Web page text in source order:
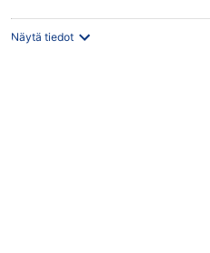
Näytä tiedot